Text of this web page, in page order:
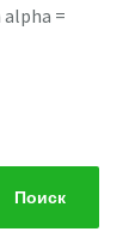
=
Поиск